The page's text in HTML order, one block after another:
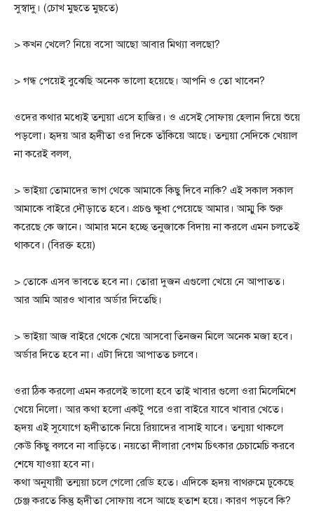
সুস্বাদু। (চোখ মুছতে মুছতে)
> কখন খেলে? নিয়ে বসো আছো আবার মিথ্যা বলছো?
> গন্ধ পেয়েই বুঝেছি অনেক ভালো হয়েছে। আপনি ও তো খাবেন?
ওদের কথার মধ্যেই তন্ময়া এসে হাজির। ও এসেই সোফায় হেলান দিয়ে শুয়ে
পড়লো। হৃদয় আর হৃদীতা ওর দিকে তাঁকিয়ে আছে। তন্ময়া সেদিকে খেয়াল
না করেই বলল,
> ভাইয়া তোমাদের ভাগ থেকে আমাকে কিছু দিবে নাকি? এই সকাল সকাল
আমাকে বাইরে দৌড়াতে হবে। প্রচণ্ড ক্ষুধা পেয়েছে আমার। আম্মু কি শুরু
করেছে কে জানে। আমার মনে হচ্ছে তনুজাকে বিদায় না করলে এমন চলতেই
থাকবে। (বিরক্ত হয়ে)
> তোকে এসব ভাবতে হবে না। তোরা দুজন এগুলো খেয়ে নে আপাতত।
আর আমি আরও খাবার অর্ডার দিতেছি।
> ভাইয়া আজ বাইরে থেকে খেয়ে আসবো তিনজন মিলে অনেক মজা হবে।
অর্ডার দিতে হবে না। এটা দিয়ে আপাতত চলবে।
ওরা ঠিক করলো এমন করলেই ভালো হবে তাই খাবার গুলো ওরা মিলেমিশে
খেয়ে নিলো। আর কথা হলো একটু পরে ওরা বাইরে যাবে খাবার খেতে।
হৃদয় এই সুযোগে হৃদীতাকে নিয়ে রিয়াদের বাসাই যাবে। তন্ময়া থাকলে
কেউ কিছু বলবে না বাড়িতে। নয়তো দীলারা বেগম চিৎকার চেচামেচি করবে
শেষে যাওয়া হবে না।
কথা অনুযায়ী তন্ময়া চলে গেলো রেডি হতে। এদিকে হৃদয় বাথরুমে ঢুকেছে
চেঞ্জ করতে কিন্তু হৃদীতা সোফায় বসে আছে হতাশ হয়ে। কারণ পড়বে কি?